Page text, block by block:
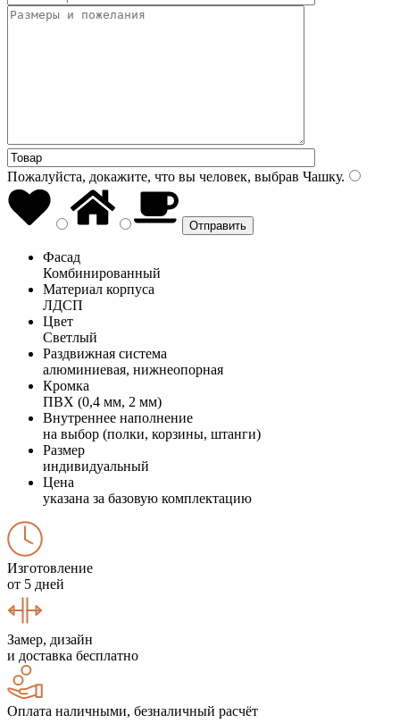
Пожалуйста, докажите, что вы человек, выбрав Чашку.
Фасад
Комбинированный
Материал корпуса
ЛДСП
Цвет
Светлый
Раздвижная система
алюминиевая, нижнеопорная
Кромка
ПВХ (0,4 мм, 2 мм)
Внутреннее наполнение
на выбор (полки, корзины, штанги)
Размер
индивидуальный
Цена
указана за базовую комплектацию
Изготовление
от 5 дней
Замер, дизайн
и доставка бесплатно
Оплата наличными, безналичный расчёт